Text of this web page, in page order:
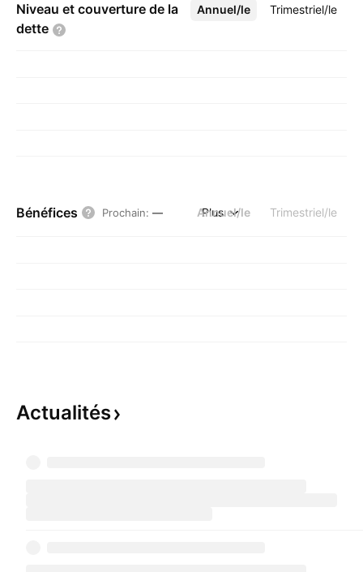
Niveau et couverture de la
dette
Annuel/le Trimestriel/le
Plus
Bénéfices Prochain: — Annuel/le Trimestriel/le
Plus
Actualités